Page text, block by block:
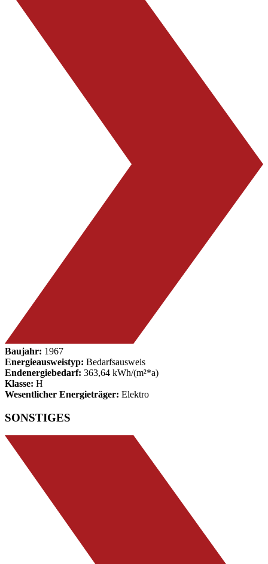
Baujahr: 1967
Energieausweistyp: Bedarfsausweis
Endenergiebedarf: 363,64 kWh/(m²*a)
Klasse: H
Wesentlicher Energieträger: Elektro
SONSTIGES